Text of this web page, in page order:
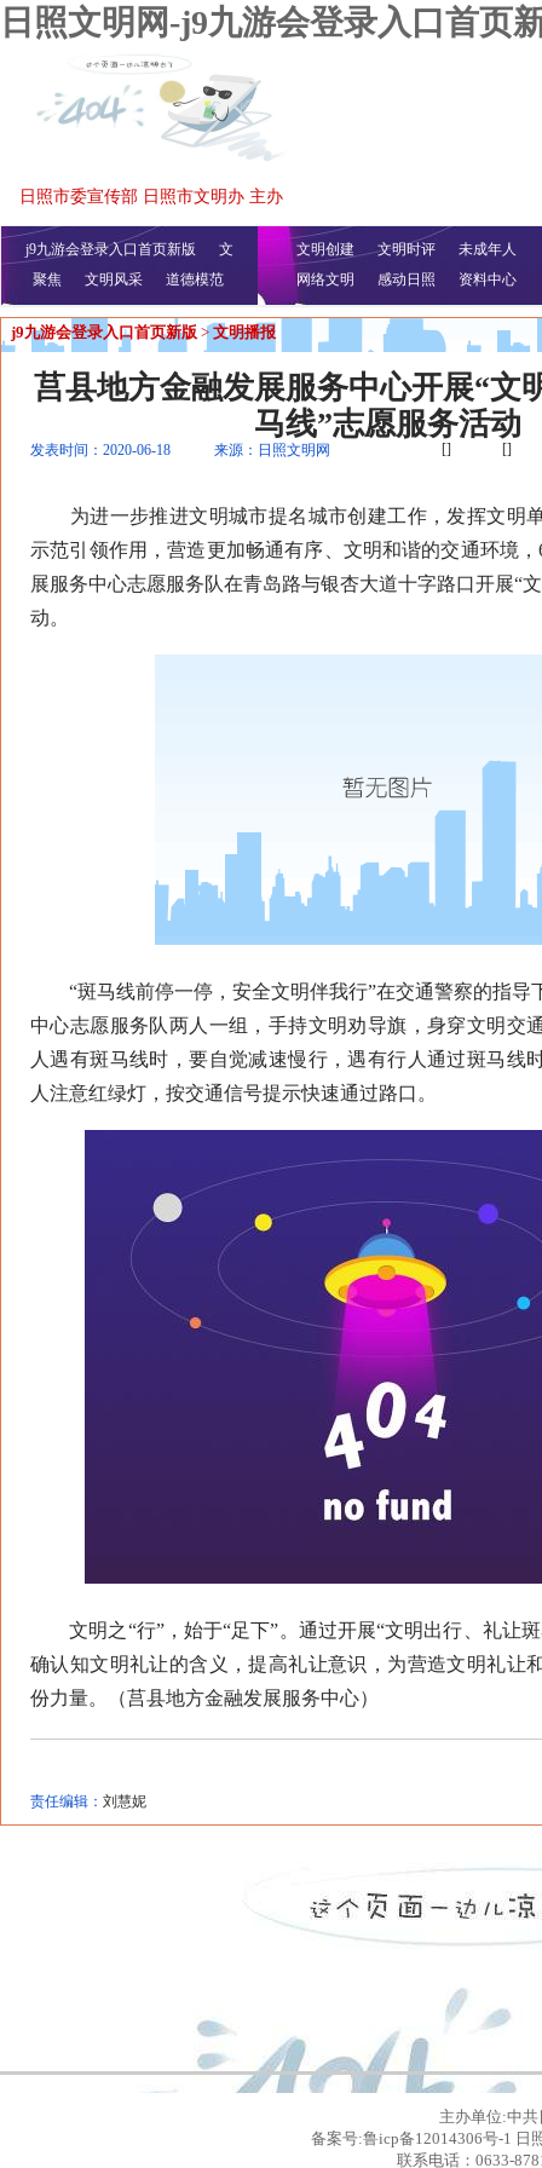
日照文明网-j9九游会登录入口首页
日照市委宣传部 日照市文明办 主办
j9九游会登录入口首页新版
文
明播报
公益视频
聚焦 文明风采 道德模范
文明创建 文明时评
未成年人
网络文明
感动日照 资料中心
j9九游会登录入口首页新版 > 文明播报
莒县地方金融发展服务中心开展“文
马线”志愿服务活动
发表时间：2020-06-18 来源：日照文明网 [] []
为进一步推进文明城市提名城市创建工作，发挥文明
示范引领作用，营造更加畅通有序、文明和谐的交通环境
展服务中心志愿服务队在青岛路与银杏大道十字路口开展“
动。
“斑马线前停一停，安全文明伴我行”在交通警察的指导
中心志愿服务队两人一组，手持文明劝导旗，身穿文明交
人遇有斑马线时，要自觉减速慢行，遇有行人通过斑马线
人注意红绿灯，按交通信号提示快速通过路口。
文明之“行”，始于“足下”。通过开展“文明出行、礼让
确认知文明礼让的含义，提高礼让意识，为营造文明礼让
份力量。（莒县地方金融发展服务中心）
责任编辑： 刘慧妮
主办单位:中
备案号:鲁icp备12014306号-1
联系电话：0633-